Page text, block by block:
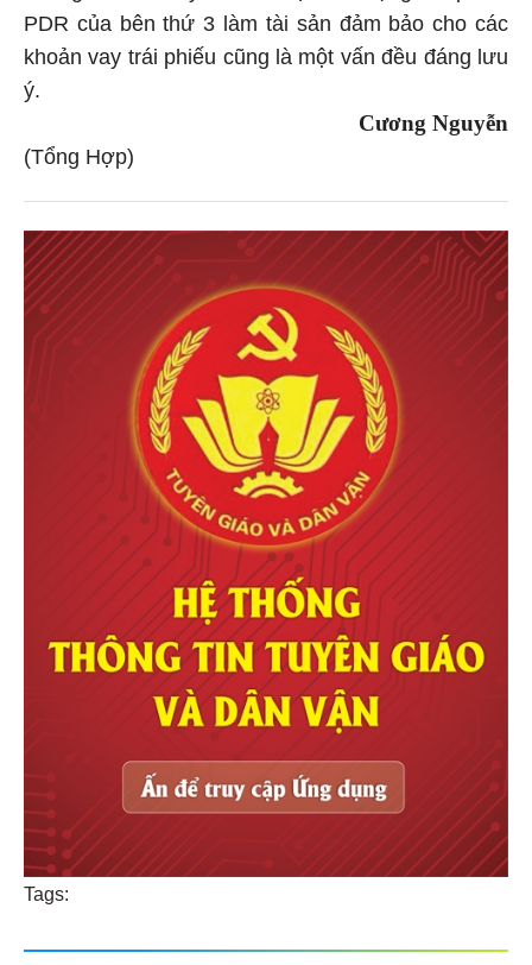
PDR của bên thứ 3 làm tài sản đảm bảo cho các
khoản vay trái phiếu cũng là một vấn đều đáng lưu
ý.
Cương Nguyễn
(Tổng Hợp)
Tags: